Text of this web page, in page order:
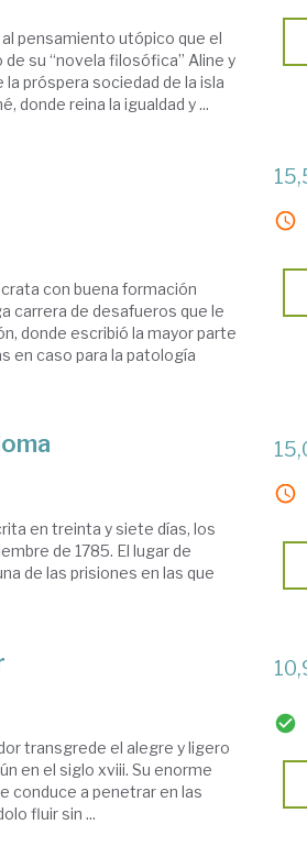
pensamiento utópico que el
su “novela filosófica” Aline y
próspera sociedad de la isla
donde reina la igualdad y ...
con buena formación
carrera de desafueros que le
donde escribió la mayor parte
en caso para la patología
en treinta y siete días, los
de 1785. El lugar de
de las prisiones en las que
transgrede el alegre y ligero
en el siglo xviii. Su enorme
conduce a penetrar en las
fluir sin ...